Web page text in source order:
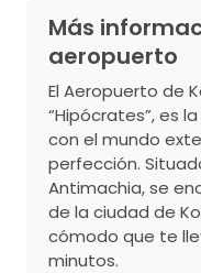
Más
aeropuerto
El Aeropuerto de
“Hipócrates”, es
con el mundo
perfección.
Antimachia, se
de la ciudad de
cómodo que te
minutos.